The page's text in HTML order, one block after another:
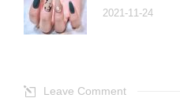
2021-11-24
Leave Comment